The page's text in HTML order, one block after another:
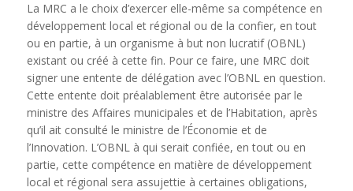
La MRC a le choix d’exercer elle-même sa compétence en
développement local et régional ou de la confier, en tout
ou en partie, à un organisme à but non lucratif (OBNL)
existant ou créé à cette fin. Pour ce faire, une MRC doit
signer une entente de délégation avec l’OBNL en question.
Cette entente doit préalablement être autorisée par le
ministre des Affaires municipales et de l’Habitation, après
qu’il ait consulté le ministre de l’Économie et de
l’Innovation. L’OBNL à qui serait confiée, en tout ou en
partie, cette compétence en matière de développement
local et régional sera assujettie à certaines obligations,